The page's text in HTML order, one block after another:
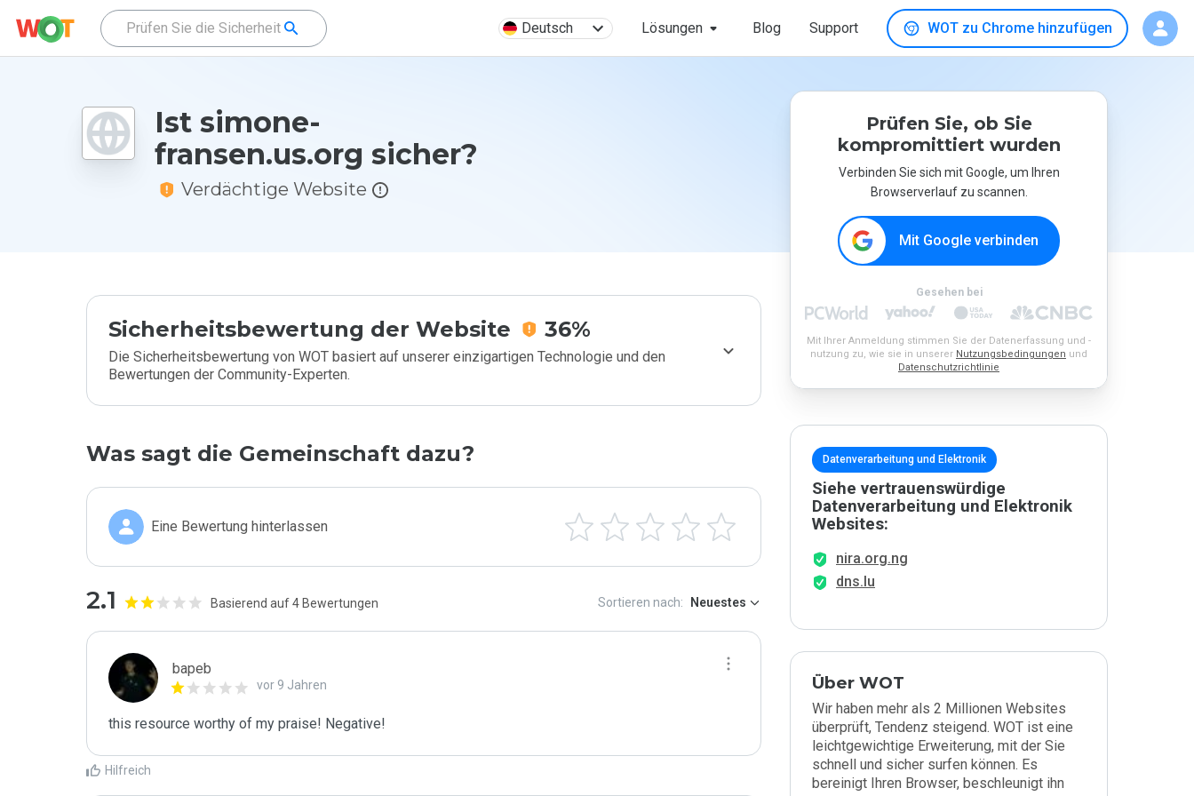
Deutsch Lösungen Blog Support WOT zu Chrome hinzufügen
Ist simone-
fransen.us.org sicher?
Verdächtige Website
Sicherheitsbewertung der Website 36%
Die Sicherheitsbewertung von WOT basiert auf unserer einzigartigen Technologie und den
Bewertungen der Community-Experten.
Was sagt die Gemeinschaft dazu?
Eine Bewertung hinterlassen
2.1 Basierend auf 4 Bewertungen Sortieren nach: Neuestes
bapeb
vor 9 Jahren
this resource worthy of my praise! Negative!
Hilfreich
Prüfen Sie, ob Sie
kompromittiert wurden
Verbinden Sie sich mit Google, um Ihren
Browserverlauf zu scannen.
Mit Google verbinden
Gesehen bei
Mit Ihrer Anmeldung stimmen Sie der Datenerfassung und -
nutzung zu, wie sie in unserer Nutzungsbedingungen und
Datenschutzrichtlinie
Datenverarbeitung und Elektronik
Siehe vertrauenswürdige
Datenverarbeitung und Elektronik
Websites:
nira.org.ng
dns.lu
Über WOT
Wir haben mehr als 2 Millionen Websites
überprüft, Tendenz steigend. WOT ist eine
leichtgewichtige Erweiterung, mit der Sie
schnell und sicher surfen können. Es
bereinigt Ihren Browser, beschleunigt ihn